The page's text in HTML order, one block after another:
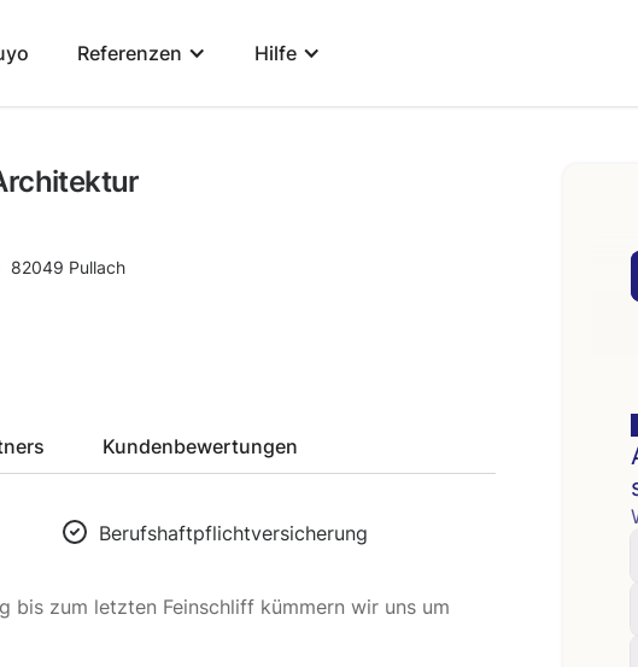
Referenzen Hilfe
82049 Pullach
Kundenbewertungen
Berufshaftpflichtversicherung
bis zum letzten Feinschliff kümmern wir uns um